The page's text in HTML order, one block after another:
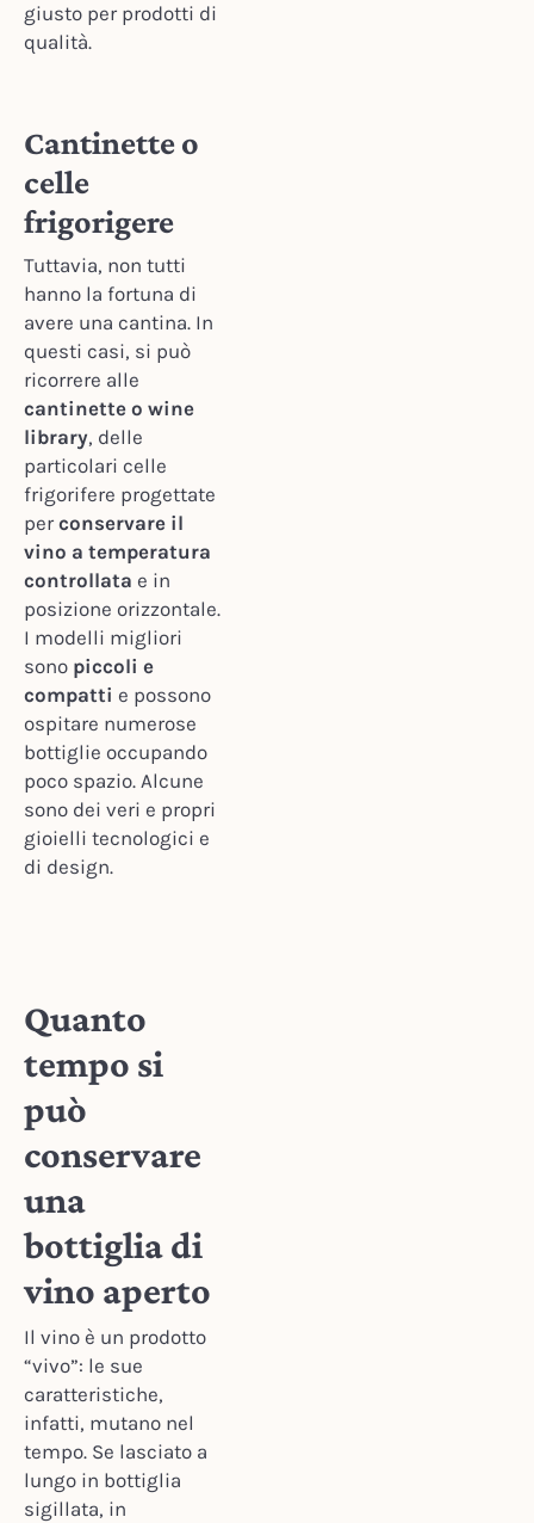
giusto per prodotti di
qualità.
Cantinette o
celle
frigorigere
Tuttavia, non tutti
hanno la fortuna di
avere una cantina. In
questi casi, si può
ricorrere alle
cantinette o wine
library, delle
particolari celle
frigorifere progettate
per conservare il
vino a temperatura
controllata e in
posizione orizzontale.
I modelli migliori
sono piccoli e
compatti e possono
ospitare numerose
bottiglie occupando
poco spazio. Alcune
sono dei veri e propri
gioielli tecnologici e
di design.
Quanto
tempo si
può
conservare
una
bottiglia di
vino aperto
Il vino è un prodotto
“vivo”: le sue
caratteristiche,
infatti, mutano nel
tempo. Se lasciato a
lungo in bottiglia
sigillata, in